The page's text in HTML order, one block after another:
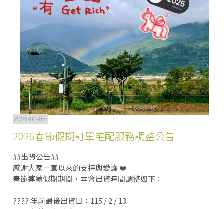
2026-02-05
2026春節假期訂單宅配服務調整公告
##出貨公告##
感謝大家一直以來的支持與愛護 ❤️
春節連續假期期間，本會出貨時間調整如下：
???? 年前最後出貨日：115 / 2 / 13